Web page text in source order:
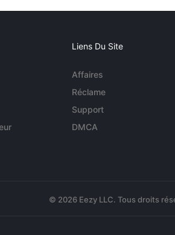
Liens Du Site
Affaires
Réclame
Support
DMCA
© 2026 Eezy LLC. Tous droits